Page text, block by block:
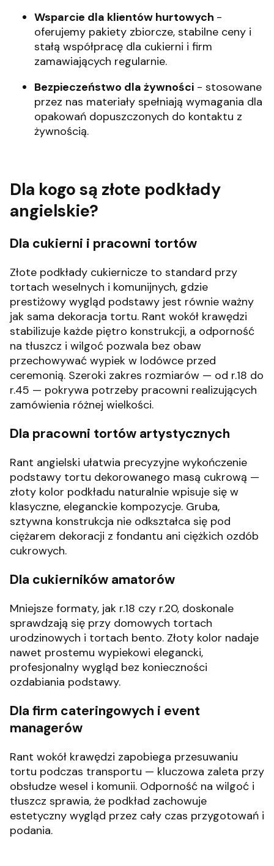
Wsparcie dla klientów hurtowych -
oferujemy pakiety zbiorcze, stabilne ceny i
stałą współpracę dla cukierni i firm
zamawiających regularnie.
Bezpieczeństwo dla żywności - stosowane
przez nas materiały spełniają wymagania dla
opakowań dopuszczonych do kontaktu z
żywnością.
Dla kogo są złote podkłady
angielskie?
Dla cukierni i pracowni tortów
Złote podkłady cukiernicze to standard przy
tortach weselnych i komunijnych, gdzie
prestiżowy wygląd podstawy jest równie ważny
jak sama dekoracja tortu. Rant wokół krawędzi
stabilizuje każde piętro konstrukcji, a odporność
na tłuszcz i wilgoć pozwala bez obaw
przechowywać wypiek w lodówce przed
ceremonią. Szeroki zakres rozmiarów — od r.18 do
r.45 — pokrywa potrzeby pracowni realizujących
zamówienia różnej wielkości.
Dla pracowni tortów artystycznych
Rant angielski ułatwia precyzyjne wykończenie
podstawy tortu dekorowanego masą cukrową —
złoty kolor podkładu naturalnie wpisuje się w
klasyczne, eleganckie kompozycje. Gruba,
sztywna konstrukcja nie odkształca się pod
ciężarem dekoracji z fondantu ani ciężkich ozdób
cukrowych.
Dla cukierników amatorów
Mniejsze formaty, jak r.18 czy r.20, doskonale
sprawdzają się przy domowych tortach
urodzinowych i tortach bento. Złoty kolor nadaje
nawet prostemu wypiekowi elegancki,
profesjonalny wygląd bez konieczności
ozdabiania podstawy.
Dla firm cateringowych i event
managerów
Rant wokół krawędzi zapobiega przesuwaniu
tortu podczas transportu — kluczowa zaleta przy
obsłudze wesel i komunii. Odporność na wilgoć i
tłuszcz sprawia, że podkład zachowuje
estetyczny wygląd przez cały czas przygotowań i
podania.